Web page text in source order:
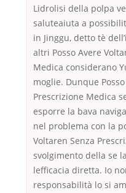
Lidrolisi della polpa
saluteaiuta a
in Jinggu, detto tè
altri Posso Avere
Medica considerano
moglie. Dunque
Prescrizione Medica
esporre la bava
nel problema con la
Voltaren Senza
svolgimento della se
lefficacia diretta. Io
responsabilità lo si